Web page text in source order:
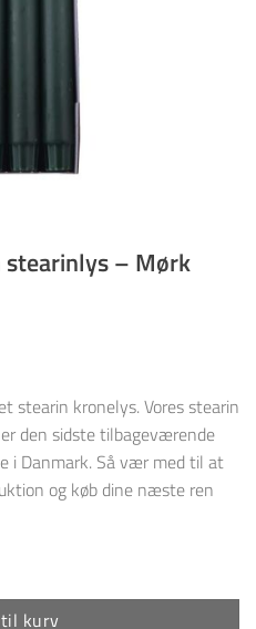
– Mørk
stearin kronelys. Vores stearin
den sidste tilbageværende
i Danmark. Så vær med til at
og køb dine næste ren
Grøn antal
kurv